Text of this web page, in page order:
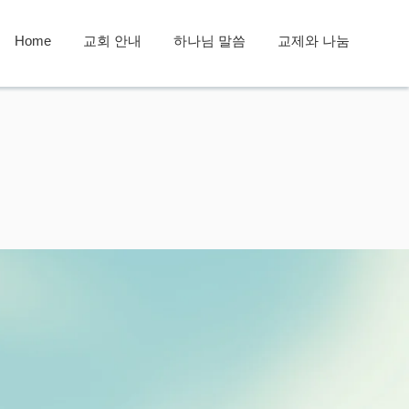
Home 교회 안내 하나님 말씀 교제와 나눔